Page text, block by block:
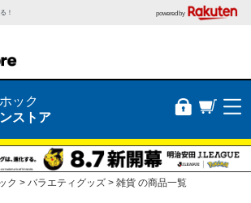
！ powered by
ック
ストア
ク バラエティグッズ 雑貨 の商品一覧